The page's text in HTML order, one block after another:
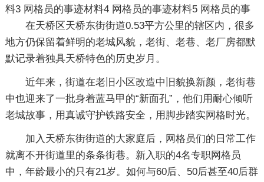
料3
在天桥区天桥东街街道0.53平方公里的辖区内，很多
地方仍保留着鲜明的老城风貌，老街、老巷、老厂房都默
默记录着独具天桥特色的历史岁月。
近年来，街道在老旧小区改造中旧貌换新颜，老街巷
中也迎来了一批身着蓝马甲的“新面孔”，他们用耐心倾听
老城故事，用真诚守护铁路安全，用脚步踏实网格时光。
加入天桥东街街道的大家庭后，网格员们的日常工作
就离不开街道里的条条街巷。新入职的4名专职网格员
中，年龄最小的只有21岁。如何与60后、50后甚至40后群
网格员的事迹材料4 网格员的事迹材料5 网格员的事